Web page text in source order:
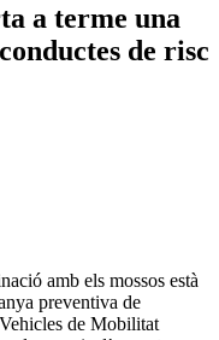
a terme una
de risc
amb els mossos està
preventiva de
de Mobilitat